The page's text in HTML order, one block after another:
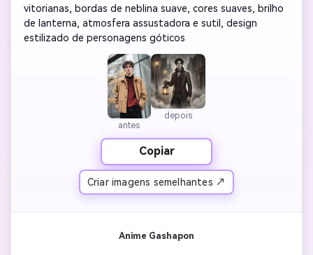
vitorianas, bordas de neblina suave, cores suaves, brilho
de lanterna, atmosfera assustadora e sutil, design
estilizado de personagens góticos
antes
depois
Copiar
Criar imagens semelhantes ↗
Anime Gashapon